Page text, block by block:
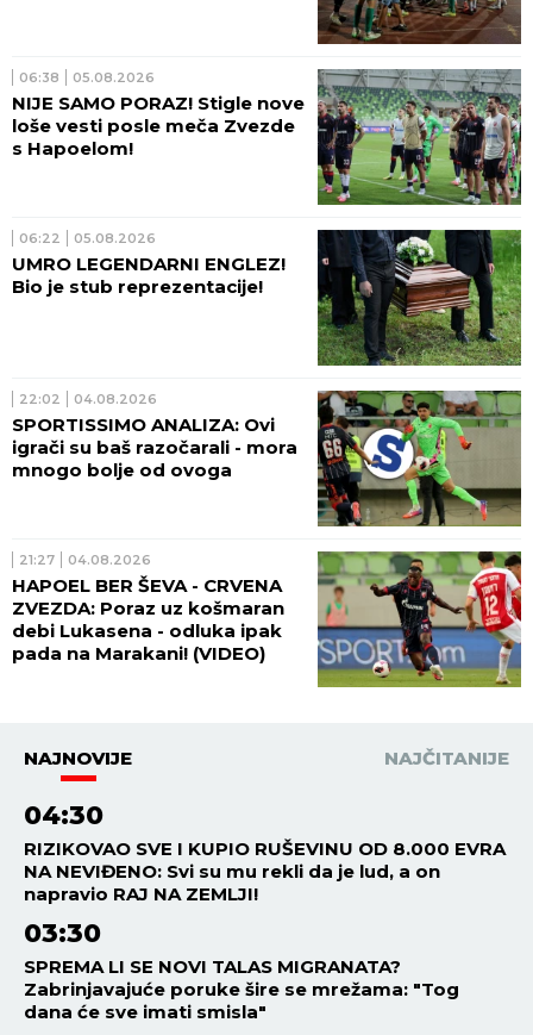
06:38 05.08.2026
NIJE SAMO PORAZ! Stigle nove
loše vesti posle meča Zvezde
s Hapoelom!
06:22 05.08.2026
UMRO LEGENDARNI ENGLEZ!
Bio je stub reprezentacije!
22:02 04.08.2026
SPORTISSIMO ANALIZA: Ovi
igrači su baš razočarali - mora
mnogo bolje od ovoga
21:27 04.08.2026
HAPOEL BER ŠEVA - CRVENA
ZVEZDA: Poraz uz košmaran
debi Lukasena - odluka ipak
pada na Marakani! (VIDEO)
NAJNOVIJE NAJČITANIJE
04:30
RIZIKOVAO SVE I KUPIO RUŠEVINU OD 8.000 EVRA
NA NEVIĐENO: Svi su mu rekli da je lud, a on
napravio RAJ NA ZEMLJI!
03:30
SPREMA LI SE NOVI TALAS MIGRANATA?
Zabrinjavajuće poruke šire se mrežama: "Tog
dana će sve imati smisla"